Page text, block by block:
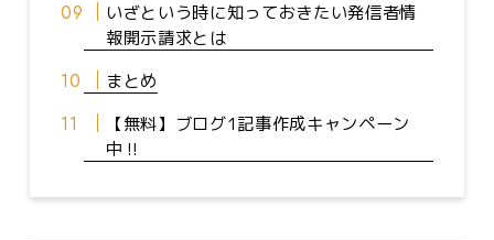
いざという時に知っておきたい発信者情
報開示請求とは
まとめ
【無料】ブログ1記事作成キャンペーン
中‼️